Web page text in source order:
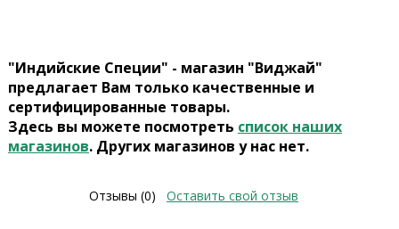
"Индийские Специи" - магазин "Виджай"
предлагает Вам только качественные и
сертифицированные товары.
Здесь вы можете посмотреть список наших
магазинов. Других магазинов у нас нет.
Отзывы (0) Оставить свой отзыв